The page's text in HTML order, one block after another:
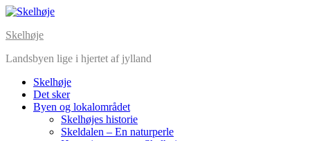
Skip
content
Skelhøje
Landsbyen lige i hjertet af jylland
Skelhøje
Det sker
Byen og lokalområdet
Skelhøjes historie
Skeldalen – En naturperle